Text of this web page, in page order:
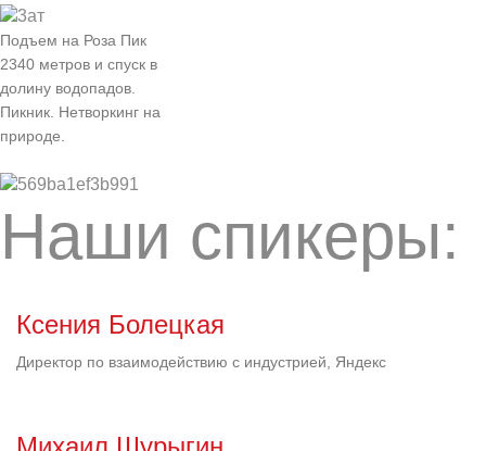
Подъем на Роза Пик
2340 метров и спуск в
долину водопадов.
Пикник. Нетворкинг на
природе.
Наши спикеры:
Ксения Болецкая
Директор по взаимодействию с индустрией, Яндекс